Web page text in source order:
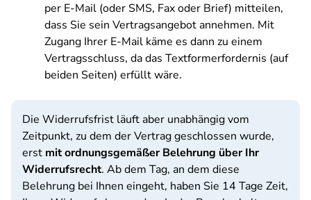
per E-Mail (oder SMS, Fax oder Brief) mitteilen,
dass Sie sein Vertragsangebot annehmen. Mit
Zugang Ihrer E-Mail käme es dann zu einem
Vertragsschluss, da das Textformerfordernis (auf
beiden Seiten) erfüllt wäre.
Die Widerrufsfrist läuft aber unabhängig vom
Zeitpunkt, zu dem der Vertrag geschlossen wurde,
erst mit ordnungsgemäßer Belehrung über Ihr
Widerrufsrecht. Ab dem Tag, an dem diese
Belehrung bei Ihnen eingeht, haben Sie 14 Tage Zeit,